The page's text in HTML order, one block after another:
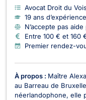
Avocat Droit du
19 ans d’expérience
N’accepte pas
Entre 100 € et 160
Premier rendez-
À propos : Maître
au Barreau de
néerlandophone, elle